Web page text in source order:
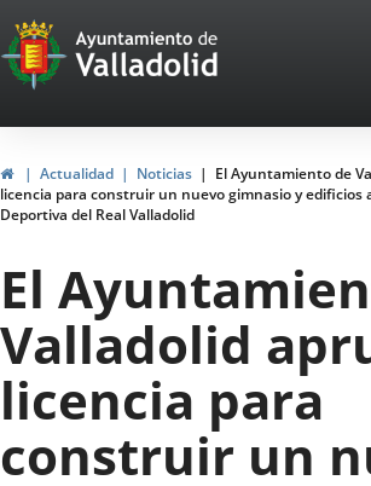
Portal
Web
del
Ayuntamiento
de
Valladolid
InicioActualidad Noticias
El Ayuntamiento de
licencia para construir un nuevo gimnasio y edificios
Deportiva del Real Valladolid
El
Valladolid
licencia para
construir un